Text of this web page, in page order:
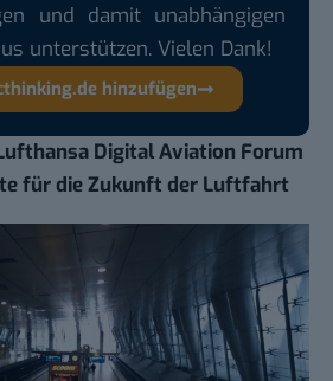
und damit unabhängigen
unterstützen. Vielen Dank!
hinzufügen
Digital Aviation Forum
für die Zukunft der Luftfahrt